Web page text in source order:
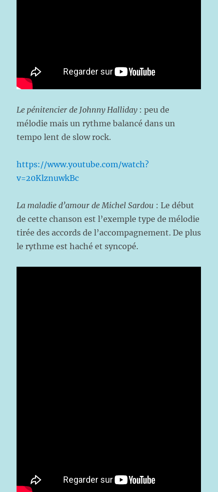
Le pénitencier de Johnny Halliday : peu de
mélodie mais un rythme balancé dans un
tempo lent de slow rock.
https://www.youtube.com/watch?
v=20KlznuwkBc
La maladie d’amour de Michel Sardou : Le début
de cette chanson est l’exemple type de mélodie
tirée des accords de l’accompagnement. De plus
le rythme est haché et syncopé.